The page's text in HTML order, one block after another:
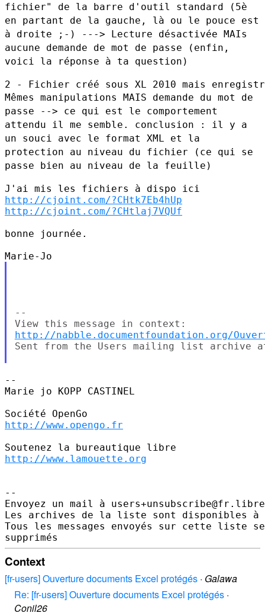
fichier" de la barre d'outil standard (5è
en partant de la gauche, là ou le pouce est
à droite ;-)
---> Lecture désactivée MAIs
aucune demande de mot de passe (enfin,
voici la réponse à ta question)
Mêmes manipulations MAIS demande du mot de
passe --> ce qui est le comportement
attendu il me semble. conclusion : il y a
un souci avec le format XML et la
protection au niveau du fichier (ce qui se
passe bien au niveau de la feuille)
http://cjoint.com/?CHtk7Eb4hUp
http://cjoint.com/?CHtlaj7VQUf
bonne journée.
--
http://nabble.documentfoundation.org/
Sent from the Users mailing list archive
--
Marie jo KOPP CASTINEL
http://www.opengo.fr
http://www.lamouette.org
--
Envoyez un mail à
Les archives de la liste sont disponibles à
Tous les messages envoyés sur cette liste
Context
[fr-users] Ouverture documents Excel protégés · Galawa
Re: [fr-users] Ouverture documents Excel protégés ·
Conil26